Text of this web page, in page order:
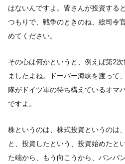
はないんですよ。皆さんが投資する
つもりで、戦争のときのね、総司令
めてください。
その心は何かというと、例えば第2
ましたよね。ドーバー海峡を渡って
隊がドイツ軍の待ち構えているオマ
ですよ。
株というのは、株式投資というのは
と、投資したという、投資始めたと
た端から、もう向こうから、バンバ